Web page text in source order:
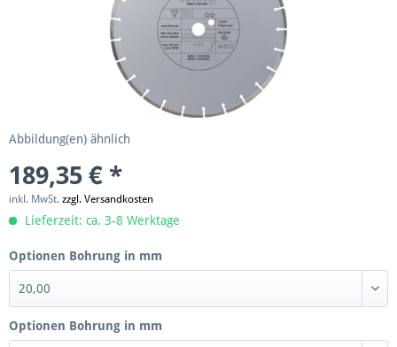
Abbildung(en) ähnlich
189,35 € *
inkl. MwSt. zzgl. Versandkosten
Lieferzeit: ca. 3-8 Werktage
Optionen Bohrung in mm
Optionen Bohrung in mm